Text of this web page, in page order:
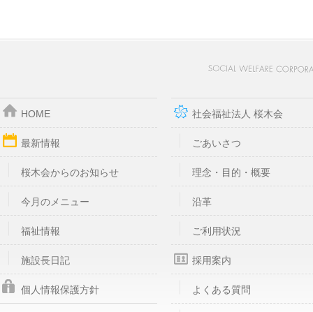
HOME
最新情報
桜木会からのお知らせ
今月のメニュー
福祉情報
施設長日記
個人情報保護方針
社会福祉法人 桜木会
ごあいさつ
理念・目的・概要
沿革
ご利用状況
採用案内
よくある質問